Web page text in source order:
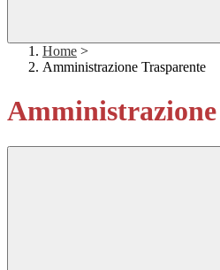
Home >
Amministrazione Trasparente